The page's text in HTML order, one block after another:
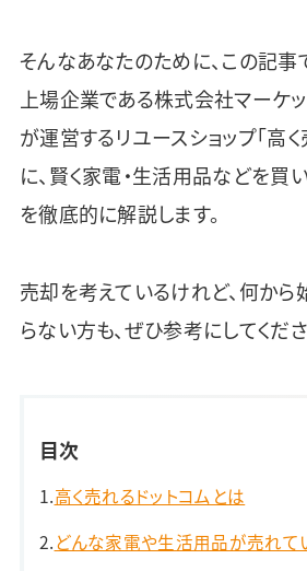
そんなあなたのために、この記事
上場企業である株式会社マーケ
が運営するリユースショップ「高く
に、賢く家電・生活用品などを買
を徹底的に解説します。
売却を考えているけれど、何か
らない方も、ぜひ参考にしてくださ
目次
高く売れるドットコムとは
どんな家電や生活用品が売れて